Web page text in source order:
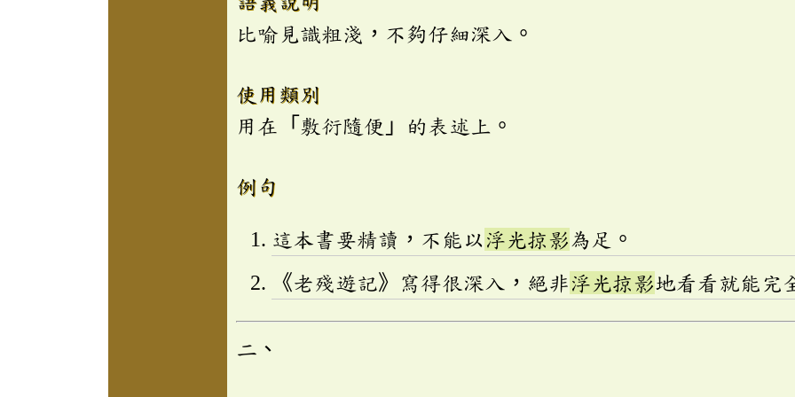
比喻見識粗淺，不夠仔細深入。
使用類別
用在「敷衍隨便」的表述上。
例句
這本書要精讀，不能以浮光掠影為足。
《老殘遊記》寫得很深入，絕非浮光掠影地看看就能完
二、